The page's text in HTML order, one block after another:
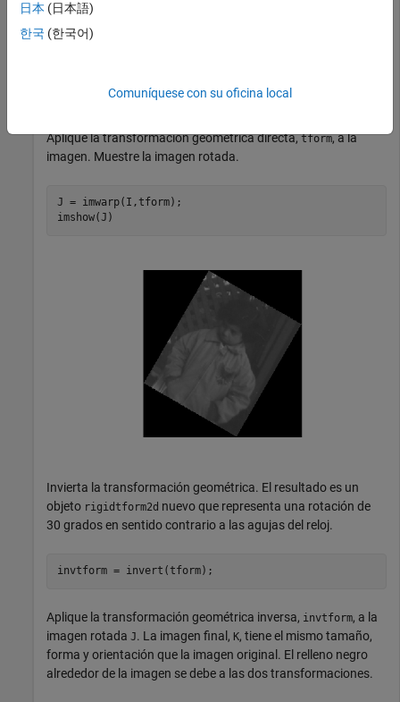
origen.
tform = rigidtform2d(theta,translation);
Aplique la transformación geométrica directa,tform, a la
imagen. Muestre la imagen rotada.
J = imwarp(I,tform);
imshow(J)
Invierta la transformación geométrica. El resultado es un
objeto rigidtform2d nuevo que representa una rotación de
30 grados en sentido contrario a las agujas del reloj.
invtform = invert(tform);
Aplique la transformación geométrica inversa, invtform, a la
imagen rotada J. La imagen final, K, tiene el mismo tamaño,
forma y orientación que la imagen original. El relleno negro
alrededor de la imagen se debe a las dos transformaciones.
日本 (日本語)
한국 (한국어)
Comuníquese con su oficina local